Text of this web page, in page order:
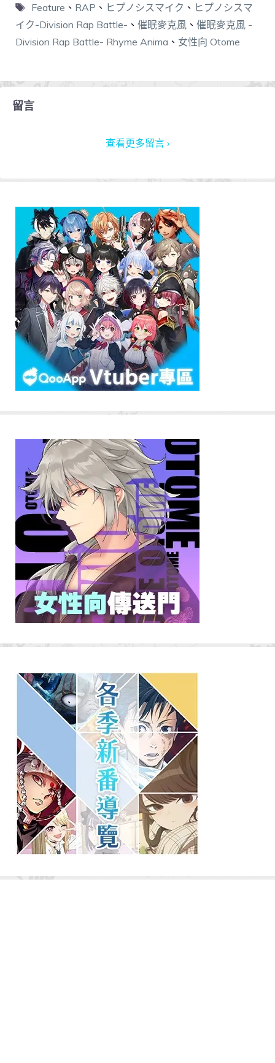
Feature 、 RAP 、 ヒプノシスマイク 、 ヒプノシスマ
イク-Division Rap Battle- 、 催眠麥克風 、 催眠麥克風 -
Division Rap Battle- Rhyme Anima 、 女性向 Otome
留言
查看更多留言 ›